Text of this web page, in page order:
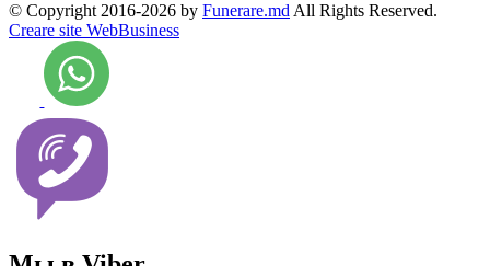
© Copyright 2016-2026 by Funerare.md All Rights Reserved.
Creare site WebBusiness